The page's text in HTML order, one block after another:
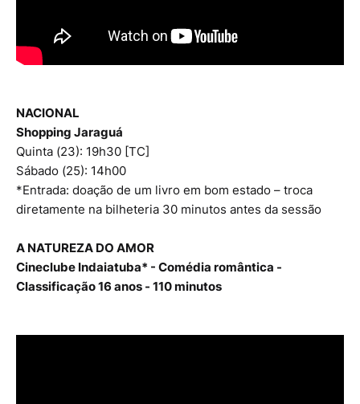
NACIONAL
Shopping Jaraguá
Quinta (23): 19h30 [TC]
Sábado (25): 14h00
*Entrada: doação de um livro em bom estado – troca
diretamente na bilheteria 30 minutos antes da sessão
A NATUREZA DO AMOR
Cineclube Indaiatuba* - Comédia romântica -
Classificação 16 anos - 110 minutos